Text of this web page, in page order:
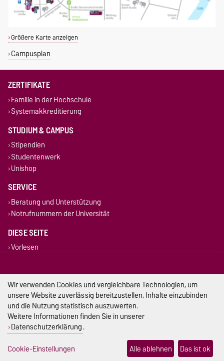
Größere Karte anzeigen
Campusplan
ZERTIFIKATE
Familie in der Hochschule
Systemakkreditierung
STUDIUM & CAMPUS
Stipendien
Studentenwerk
Unishop
SERVICE
Beratung und Unterstützung
Notrufnummern der Universität
DIESE SEITE
Vorlesen
Impressum
Datenschutz
Cookie-Einstellungen
Wir verwenden Cookies und vergleichbare Technologien, um
unsere Website zuverlässig bereitzustellen, Inhalte einzubinden
und die Nutzung statistisch auszuwerten.
Weitere Informationen finden Sie in unserer
Datenschutzerklärung.
Cookie-Einstellungen
Alle ablehnen Das ist ok